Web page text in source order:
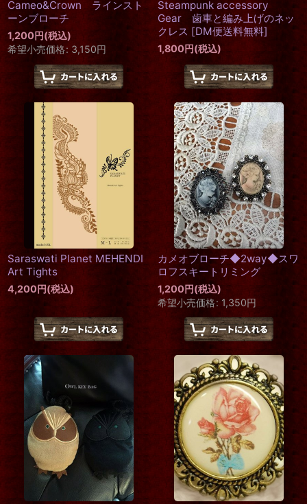
Cameo&Crown ラインスト
ーンブローチ
1,200円(税込)
希望小売価格: 3,150円
Steampunk accessory
Gear 歯車と編み上げのネッ
クレス [DM便送料無料]
1,800円(税込)
Saraswati Planet MEHENDI
Art Tights
4,200円(税込)
カメオブローチ◆2way◆スワ
ロフスキートリミング
1,200円(税込)
希望小売価格: 1,350円